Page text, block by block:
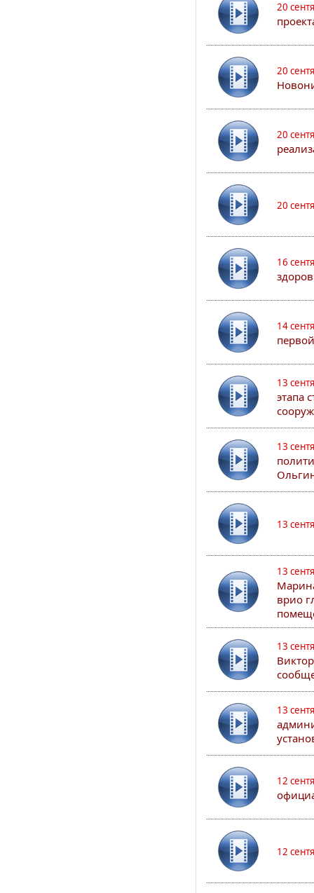
20
20
20
20
16
14
13
этапа
13
13
13
врио
13
13
12
12